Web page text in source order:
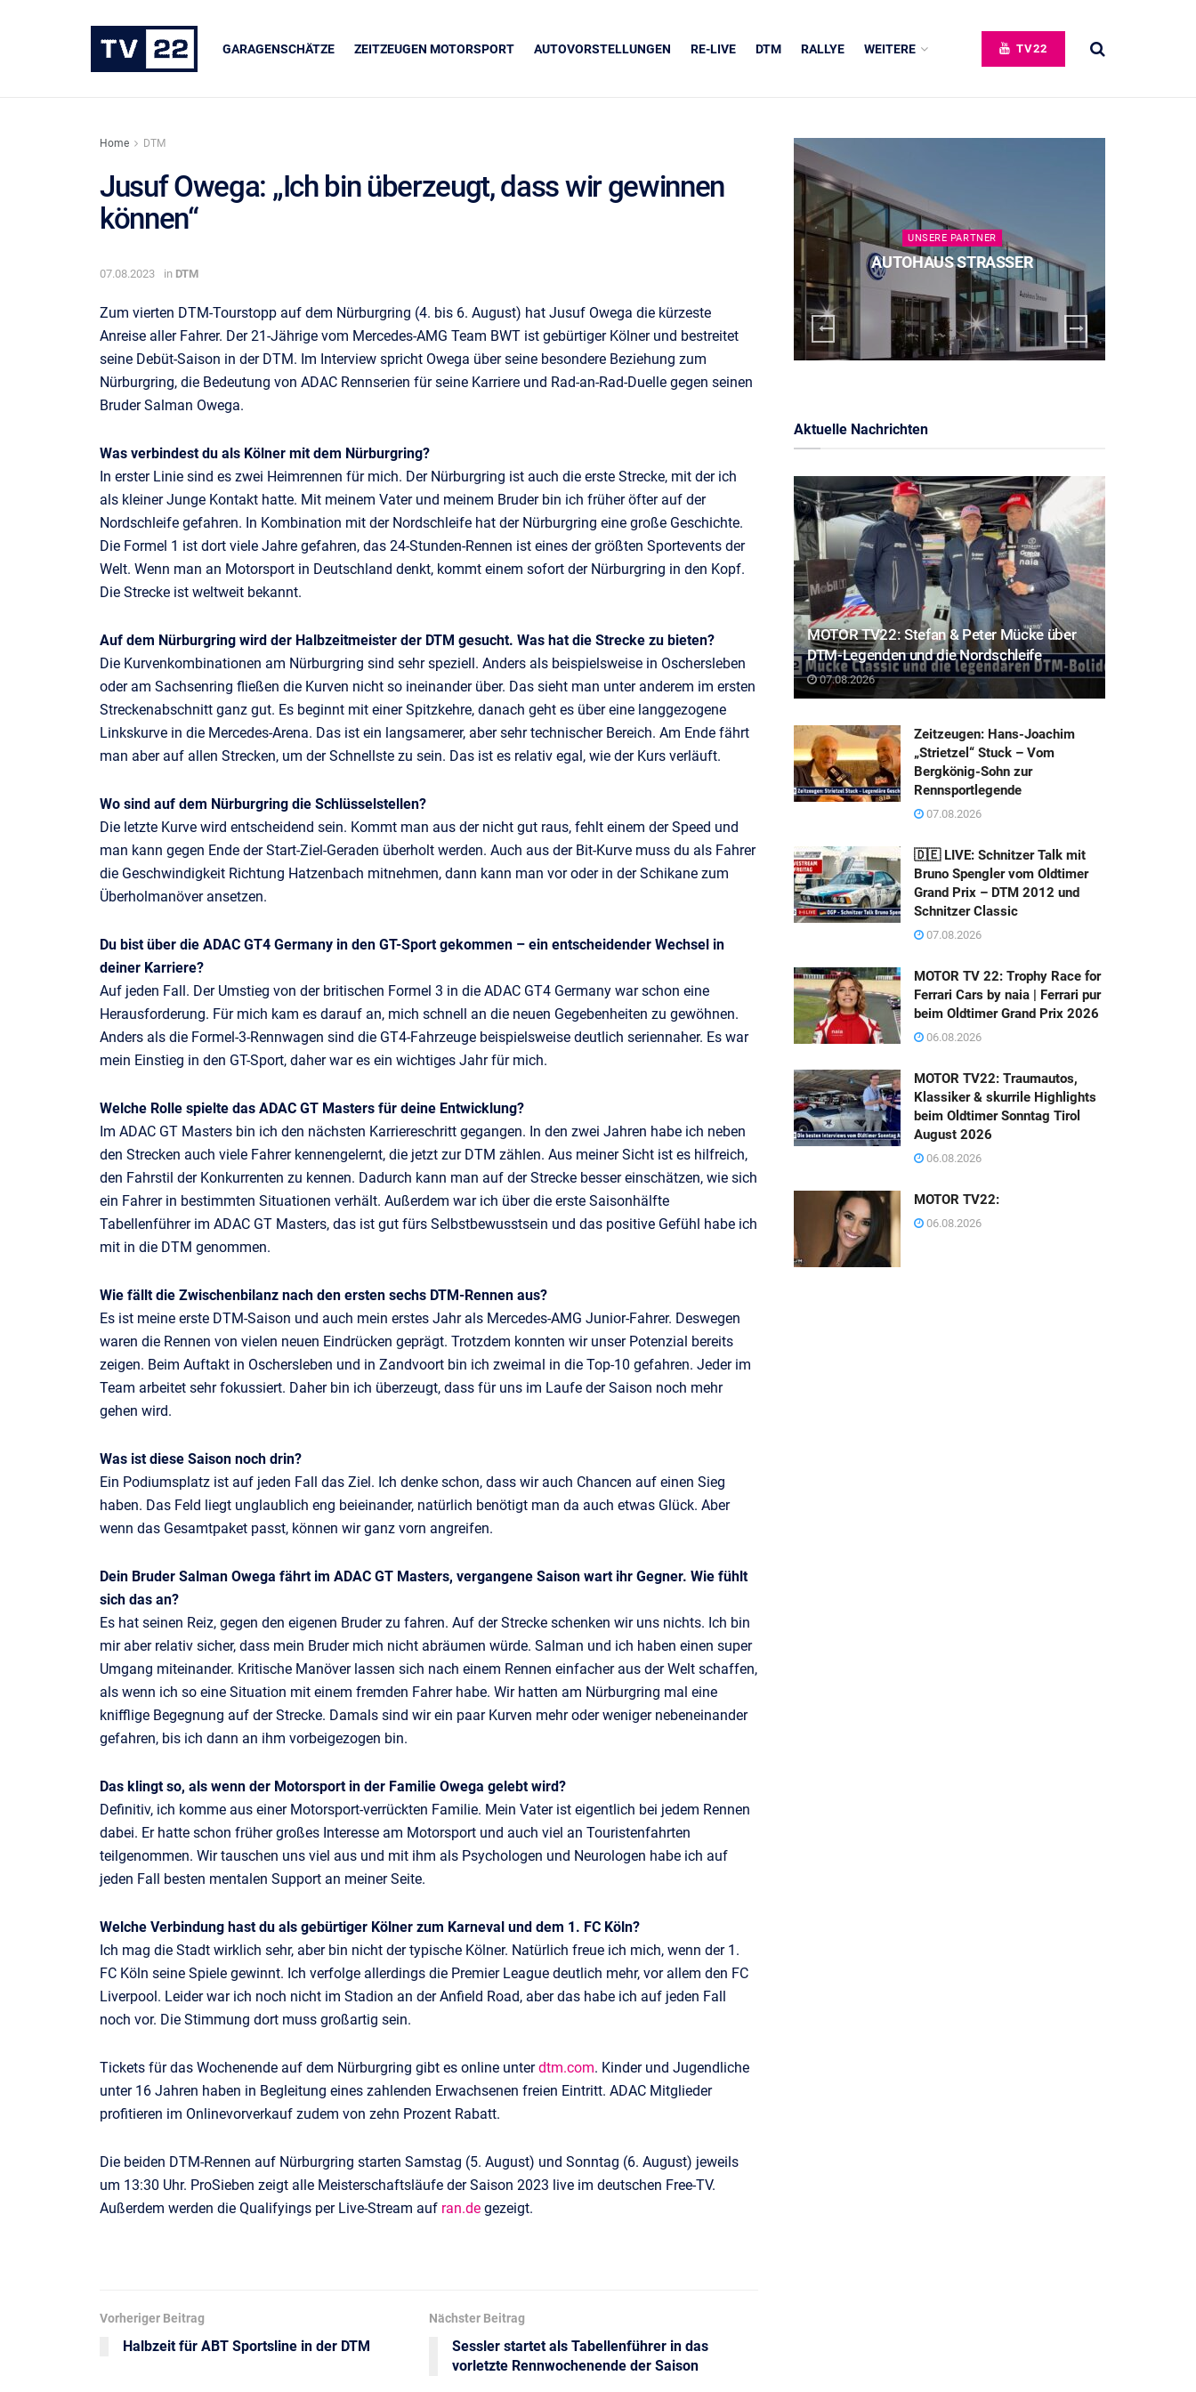
GARAGENSCHÄTZE ZEITZEUGEN MOTORSPORT AUTOVORSTELLUNGEN RE-LIVE DTM RALLYE WEITERE TV22
Home DTM
Jusuf Owega: „Ich bin überzeugt, dass wir gewinnen
können“
07.08.2023 in DTM
Zum vierten DTM-Tourstopp auf dem Nürburgring (4. bis 6. August) hat Jusuf Owega die kürzeste
Anreise aller Fahrer. Der 21-Jährige vom Mercedes-AMG Team BWT ist gebürtiger Kölner und bestreitet
seine Debüt-Saison in der DTM. Im Interview spricht Owega über seine besondere Beziehung zum
Nürburgring, die Bedeutung von ADAC Rennserien für seine Karriere und Rad-an-Rad-Duelle gegen seinen
Bruder Salman Owega.
Was verbindest du als Kölner mit dem Nürburgring?
In erster Linie sind es zwei Heimrennen für mich. Der Nürburgring ist auch die erste Strecke, mit der ich
als kleiner Junge Kontakt hatte. Mit meinem Vater und meinem Bruder bin ich früher öfter auf der
Nordschleife gefahren. In Kombination mit der Nordschleife hat der Nürburgring eine große Geschichte.
Die Formel 1 ist dort viele Jahre gefahren, das 24-Stunden-Rennen ist eines der größten Sportevents der
Welt. Wenn man an Motorsport in Deutschland denkt, kommt einem sofort der Nürburgring in den Kopf.
Die Strecke ist weltweit bekannt.
Auf dem Nürburgring wird der Halbzeitmeister der DTM gesucht. Was hat die Strecke zu bieten?
Die Kurvenkombinationen am Nürburgring sind sehr speziell. Anders als beispielsweise in Oschersleben
oder am Sachsenring fließen die Kurven nicht so ineinander über. Das sieht man unter anderem im ersten
Streckenabschnitt ganz gut. Es beginnt mit einer Spitzkehre, danach geht es über eine langgezogene
Linkskurve in die Mercedes-Arena. Das ist ein langsamerer, aber sehr technischer Bereich. Am Ende fährt
man aber auf allen Strecken, um der Schnellste zu sein. Das ist es relativ egal, wie der Kurs verläuft.
Wo sind auf dem Nürburgring die Schlüsselstellen?
Die letzte Kurve wird entscheidend sein. Kommt man aus der nicht gut raus, fehlt einem der Speed und
man kann gegen Ende der Start-Ziel-Geraden überholt werden. Auch aus der Bit-Kurve muss du als Fahrer
die Geschwindigkeit Richtung Hatzenbach mitnehmen, dann kann man vor oder in der Schikane zum
Überholmanöver ansetzen.
Du bist über die ADAC GT4 Germany in den GT-Sport gekommen – ein entscheidender Wechsel in
deiner Karriere?
Auf jeden Fall. Der Umstieg von der britischen Formel 3 in die ADAC GT4 Germany war schon eine
Herausforderung. Für mich kam es darauf an, mich schnell an die neuen Gegebenheiten zu gewöhnen.
Anders als die Formel-3-Rennwagen sind die GT4-Fahrzeuge beispielsweise deutlich seriennaher. Es war
mein Einstieg in den GT-Sport, daher war es ein wichtiges Jahr für mich.
Welche Rolle spielte das ADAC GT Masters für deine Entwicklung?
Im ADAC GT Masters bin ich den nächsten Karriereschritt gegangen. In den zwei Jahren habe ich neben
den Strecken auch viele Fahrer kennengelernt, die jetzt zur DTM zählen. Aus meiner Sicht ist es hilfreich,
den Fahrstil der Konkurrenten zu kennen. Dadurch kann man auf der Strecke besser einschätzen, wie sich
ein Fahrer in bestimmten Situationen verhält. Außerdem war ich über die erste Saisonhälfte
Tabellenführer im ADAC GT Masters, das ist gut fürs Selbstbewusstsein und das positive Gefühl habe ich
mit in die DTM genommen.
Wie fällt die Zwischenbilanz nach den ersten sechs DTM-Rennen aus?
Es ist meine erste DTM-Saison und auch mein erstes Jahr als Mercedes-AMG Junior-Fahrer. Deswegen
waren die Rennen von vielen neuen Eindrücken geprägt. Trotzdem konnten wir unser Potenzial bereits
zeigen. Beim Auftakt in Oschersleben und in Zandvoort bin ich zweimal in die Top-10 gefahren. Jeder im
Team arbeitet sehr fokussiert. Daher bin ich überzeugt, dass für uns im Laufe der Saison noch mehr
gehen wird.
Was ist diese Saison noch drin?
Ein Podiumsplatz ist auf jeden Fall das Ziel. Ich denke schon, dass wir auch Chancen auf einen Sieg
haben. Das Feld liegt unglaublich eng beieinander, natürlich benötigt man da auch etwas Glück. Aber
wenn das Gesamtpaket passt, können wir ganz vorn angreifen.
Dein Bruder Salman Owega fährt im ADAC GT Masters, vergangene Saison wart ihr Gegner. Wie fühlt
sich das an?
Es hat seinen Reiz, gegen den eigenen Bruder zu fahren. Auf der Strecke schenken wir uns nichts. Ich bin
mir aber relativ sicher, dass mein Bruder mich nicht abräumen würde. Salman und ich haben einen super
Umgang miteinander. Kritische Manöver lassen sich nach einem Rennen einfacher aus der Welt schaffen,
als wenn ich so eine Situation mit einem fremden Fahrer habe. Wir hatten am Nürburgring mal eine
knifflige Begegnung auf der Strecke. Damals sind wir ein paar Kurven mehr oder weniger nebeneinander
gefahren, bis ich dann an ihm vorbeigezogen bin.
Das klingt so, als wenn der Motorsport in der Familie Owega gelebt wird?
Definitiv, ich komme aus einer Motorsport-verrückten Familie. Mein Vater ist eigentlich bei jedem Rennen
dabei. Er hatte schon früher großes Interesse am Motorsport und auch viel an Touristenfahrten
teilgenommen. Wir tauschen uns viel aus und mit ihm als Psychologen und Neurologen habe ich auf
jeden Fall besten mentalen Support an meiner Seite.
Welche Verbindung hast du als gebürtiger Kölner zum Karneval und dem 1. FC Köln?
Ich mag die Stadt wirklich sehr, aber bin nicht der typische Kölner. Natürlich freue ich mich, wenn der 1.
FC Köln seine Spiele gewinnt. Ich verfolge allerdings die Premier League deutlich mehr, vor allem den FC
Liverpool. Leider war ich noch nicht im Stadion an der Anfield Road, aber das habe ich auf jeden Fall
noch vor. Die Stimmung dort muss großartig sein.
Tickets für das Wochenende auf dem Nürburgring gibt es online unterdtm.com. Kinder und Jugendliche
unter 16 Jahren haben in Begleitung eines zahlenden Erwachsenen freien Eintritt. ADAC Mitglieder
profitieren im Onlinevorverkauf zudem von zehn Prozent Rabatt.
Die beiden DTM-Rennen auf Nürburgring starten Samstag (5. August) und Sonntag (6. August) jeweils
um 13:30 Uhr. ProSieben zeigt alle Meisterschaftsläufe der Saison 2023 live im deutschen Free-TV.
Außerdem werden die Qualifyings per Live-Stream auf ran.de gezeigt.
Vorheriger Beitrag
Halbzeit für ABT Sportsline in der DTM
Nächster Beitrag
Sessler startet als Tabellenführer in das
vorletzte Rennwochenende der Saison
UNSERE PARTNER
AUTOHAUS STRASSER
Aktuelle Nachrichten
MOTOR TV22: Stefan & Peter Mücke über
DTM-Legenden und die Nordschleife
07.08.2026
Zeitzeugen: Hans-Joachim
„Strietzel“ Stuck – Vom
Bergkönig-Sohn zur
Rennsportlegende
07.08.2026
🇩🇪 LIVE: Schnitzer Talk mit
Bruno Spengler vom Oldtimer
Grand Prix – DTM 2012 und
Schnitzer Classic
07.08.2026
MOTOR TV 22: Trophy Race for
Ferrari Cars by naia | Ferrari pur
beim Oldtimer Grand Prix 2026
06.08.2026
MOTOR TV22: Traumautos,
Klassiker & skurrile Highlights
beim Oldtimer Sonntag Tirol
August 2026
06.08.2026
MOTOR TV22:
06.08.2026